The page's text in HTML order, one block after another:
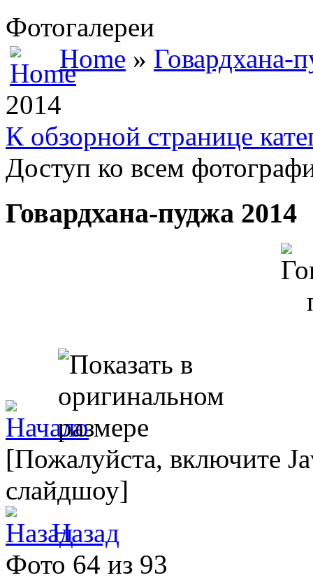
Фотогалереи
Home » Говардхана-
2014
К обзорной странице
Доступ ко всем
Говардхана-пуджа 2014
[Пожалуйста, включите
слайдшоу]
Назад
Фото 64 из 93